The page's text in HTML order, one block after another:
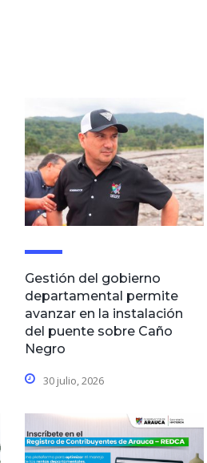
Gestión del gobierno
departamental permite
avanzar en la instalación
del puente sobre Caño
Negro
30 julio, 2026